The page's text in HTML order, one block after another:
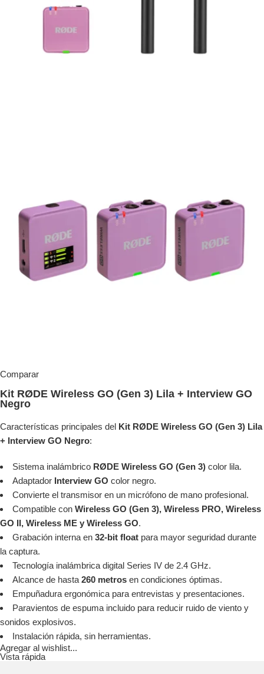
Comparar
Kit RØDE Wireless GO (Gen 3) Lila + Interview GO
Negro
Características principales del Kit RØDE Wireless GO (Gen 3) Lila
+ Interview GO Negro:
Sistema inalámbrico RØDE Wireless GO (Gen 3) color lila.
Adaptador Interview GO color negro.
Convierte el transmisor en un micrófono de mano profesional.
Compatible con Wireless GO (Gen 3), Wireless PRO, Wireless
GO II, Wireless ME y Wireless GO.
Grabación interna en 32-bit float para mayor seguridad durante
la captura.
Tecnología inalámbrica digital Series IV de 2.4 GHz.
Alcance de hasta 260 metros en condiciones óptimas.
Empuñadura ergonómica para entrevistas y presentaciones.
Paravientos de espuma incluido para reducir ruido de viento y
sonidos explosivos.
Instalación rápida, sin herramientas.
Agregar al wishlist...
Vista rápida